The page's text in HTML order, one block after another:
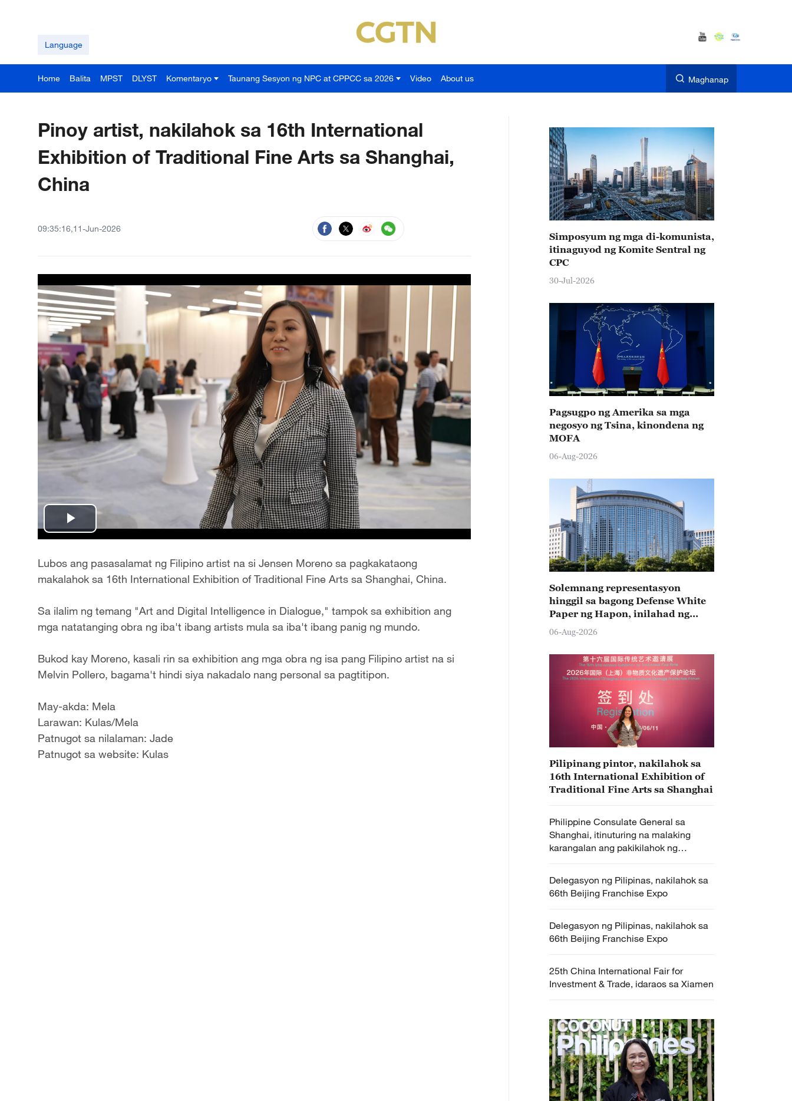
Language
Home Balita MPST DLYST Komentaryo Taunang Sesyon ng NPC at CPPCC sa 2026 Video About us Maghanap
Pinoy artist, nakilahok sa 16th International
Exhibition of Traditional Fine Arts sa Shanghai,
China
09:35:16,11-Jun-2026
Play
Video
Lubos ang pasasalamat ng Filipino artist na si Jensen Moreno sa pagkakataong
makalahok sa 16th International Exhibition of Traditional Fine Arts sa Shanghai, China.
Sa ilalim ng temang "Art and Digital Intelligence in Dialogue," tampok sa exhibition ang
mga natatanging obra ng iba't ibang artists mula sa iba't ibang panig ng mundo.
Bukod kay Moreno, kasali rin sa exhibition ang mga obra ng isa pang Filipino artist na si
Melvin Pollero, bagama't hindi siya nakadalo nang personal sa pagtitipon.
May-akda: Mela
Larawan: Kulas/Mela
Patnugot sa nilalaman: Jade
Patnugot sa website: Kulas
Simposyum ng mga di-komunista,
itinaguyod ng Komite Sentral ng
CPC
30-Jul-2026
Pagsugpo ng Amerika sa mga
negosyo ng Tsina, kinondena ng
MOFA
06-Aug-2026
Solemnang representasyon
hinggil sa bagong Defense White
Paper ng Hapon, inilahad ng
Tsina
06-Aug-2026
Pilipinang pintor, nakilahok sa
16th International Exhibition of
Traditional Fine Arts sa Shanghai
Philippine Consulate General sa
Shanghai, itinuturing na malaking
karangalan ang pakikilahok ng
Pilipinas sa 16th International
Delegasyon ng Pilipinas, nakilahok sa
66th Beijing Franchise Expo
Delegasyon ng Pilipinas, nakilahok sa
66th Beijing Franchise Expo
25th China International Fair for
Investment & Trade, idaraos sa Xiamen